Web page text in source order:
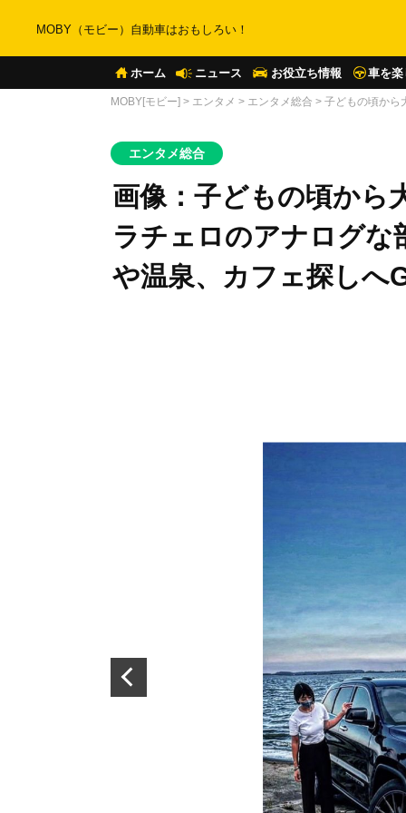
MOBY（モビー）自動車はおもしろい！
ホーム ニュース お役立ち情報 車を楽
MOBY[モビー] > エンタメ > エンタメ総合 > 子どもの頃から
エンタメ総合
画像：子どもの頃か
ラチェロのアナログな
や温泉、カフェ探しへ